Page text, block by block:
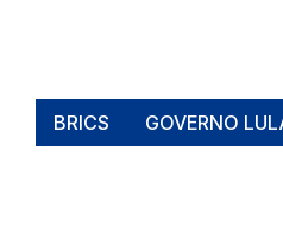
BRICS GOVERNO